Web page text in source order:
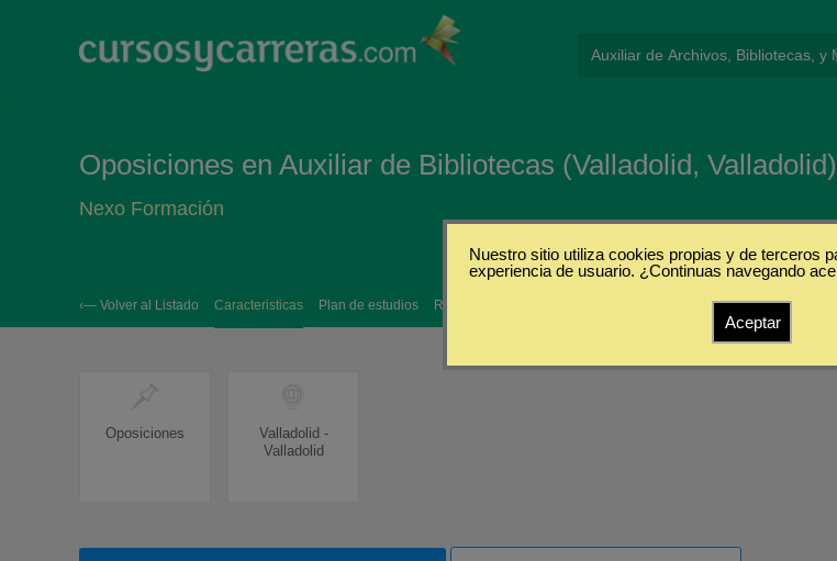
Oposiciones en Auxiliar de Bibliotecas (Valladolid, Valladolid)
Nexo Formación
‹— Volver al Listado Caracteristicas Plan de estudios Requisitos
Oposiciones
Valladolid -
Valladolid
Nuestro sitio utiliza cookies propias y de terceros
experiencia de usuario. ¿Continuas navegando
Aceptar